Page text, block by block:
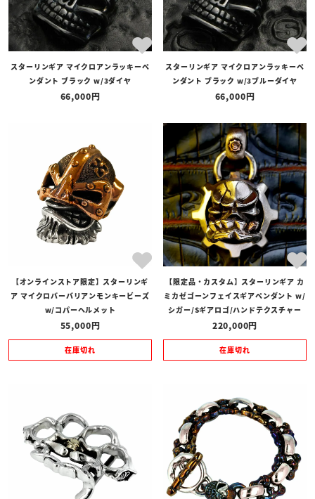
スターリンギア マイクロアンラッキーペ
ンダント ブラック w/3ダイヤ
66,000
スターリンギア マイクロアンラッキーペ
ンダント ブラック w/3ブルーダイヤ
66,000
【オンラインストア限定】スターリンギ
ア マイクロバーバリアンモンキービーズ
w/コパーヘルメット
55,000
在庫切れ
【限定品・カスタム】スターリンギア カ
ミカゼゴーンフェイスギアペンダント w/
シガー/Sギアロゴ/ハンドテクスチャー
220,000
在庫切れ